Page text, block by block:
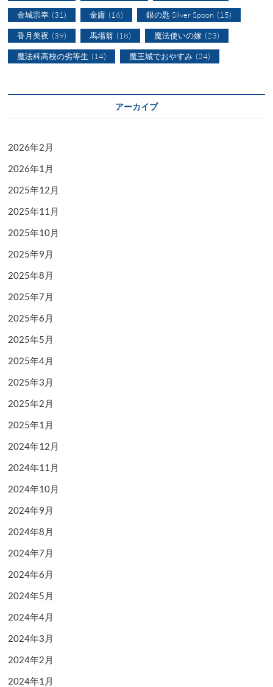
金城宗幸 (31) 金庸 (16) 銀の匙 Silver Spoon (15)
香月美夜 (39) 馬場翁 (18) 魔法使いの嫁 (23)
魔法科高校の劣等生 (14) 魔王城でおやすみ (24)
アーカイブ
2026年2月
2026年1月
2025年12月
2025年11月
2025年10月
2025年9月
2025年8月
2025年7月
2025年6月
2025年5月
2025年4月
2025年3月
2025年2月
2025年1月
2024年12月
2024年11月
2024年10月
2024年9月
2024年8月
2024年7月
2024年6月
2024年5月
2024年4月
2024年3月
2024年2月
2024年1月